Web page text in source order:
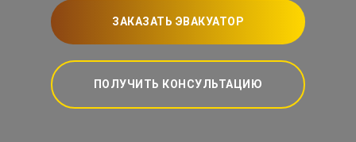
ЗАКАЗАТЬ ЭВАКУАТОР
ПОЛУЧИТЬ КОНСУЛЬТАЦИЮ